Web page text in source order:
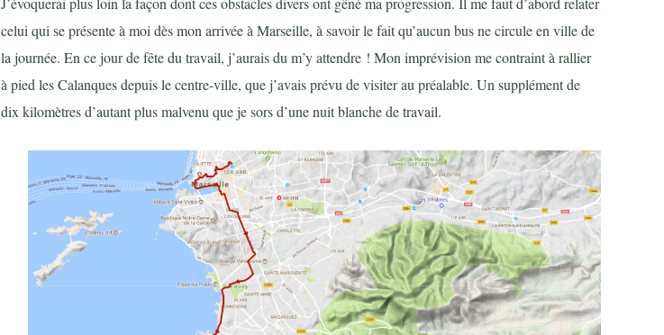
celui qui se présente à moi dès mon arrivée à Marseille, à savoir le fait qu’aucun bus ne circule en ville de
la journée. En ce jour de fête du travail, j’aurais du m’y attendre ! Mon imprévision me contraint à rallier
à pied les Calanques depuis le centre-ville, que j’avais prévu de visiter au préalable. Un supplément de
dix kilomètres d’autant plus malvenu que je sors d’une nuit blanche de travail.